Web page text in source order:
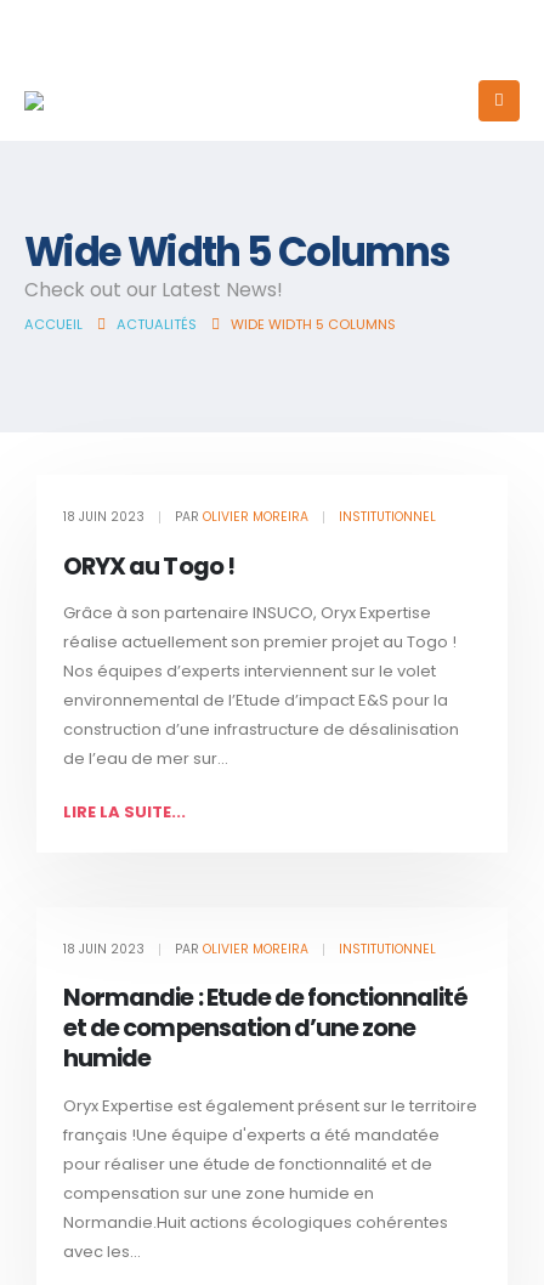
Wide Width 5 Columns
Check out our Latest News!
ACCUEIL ACTUALITÉS WIDE WIDTH 5 COLUMNS
18 JUIN 2023 PAROLIVIER MOREIRA INSTITUTIONNEL
ORYX au Togo !
Grâce à son partenaire INSUCO, Oryx Expertise
réalise actuellement son premier projet au Togo !
Nos équipes d’experts interviennent sur le volet
environnemental de l’Etude d’impact E&S pour la
construction d’une infrastructure de désalinisation
de l’eau de mer sur...
LIRE LA SUITE...
18 JUIN 2023 PAROLIVIER MOREIRA INSTITUTIONNEL
Normandie : Etude de fonctionnalité
et de compensation d’une zone
humide
Oryx Expertise est également présent sur le territoire
français !Une équipe d'experts a été mandatée
pour réaliser une étude de fonctionnalité et de
compensation sur une zone humide en
Normandie.Huit actions écologiques cohérentes
avec les...